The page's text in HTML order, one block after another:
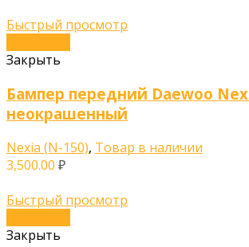
Быстрый просмотр
Закрыть
Бампер передний Daewoo
неокрашенный
Nexia (N-150), Товар в наличии
3,500.00 ₽
Быстрый просмотр
Закрыть